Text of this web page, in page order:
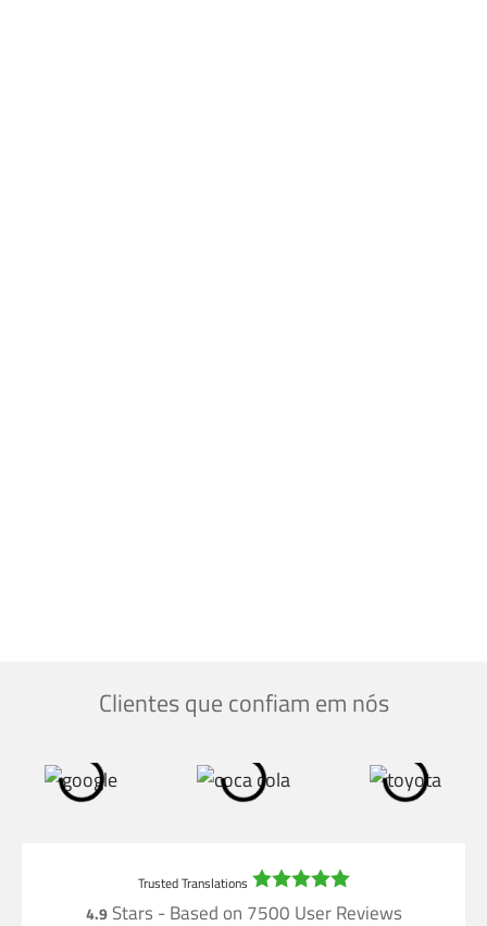
Clientes que confiam em nós
4.9Stars - Based on 7500 User Reviews